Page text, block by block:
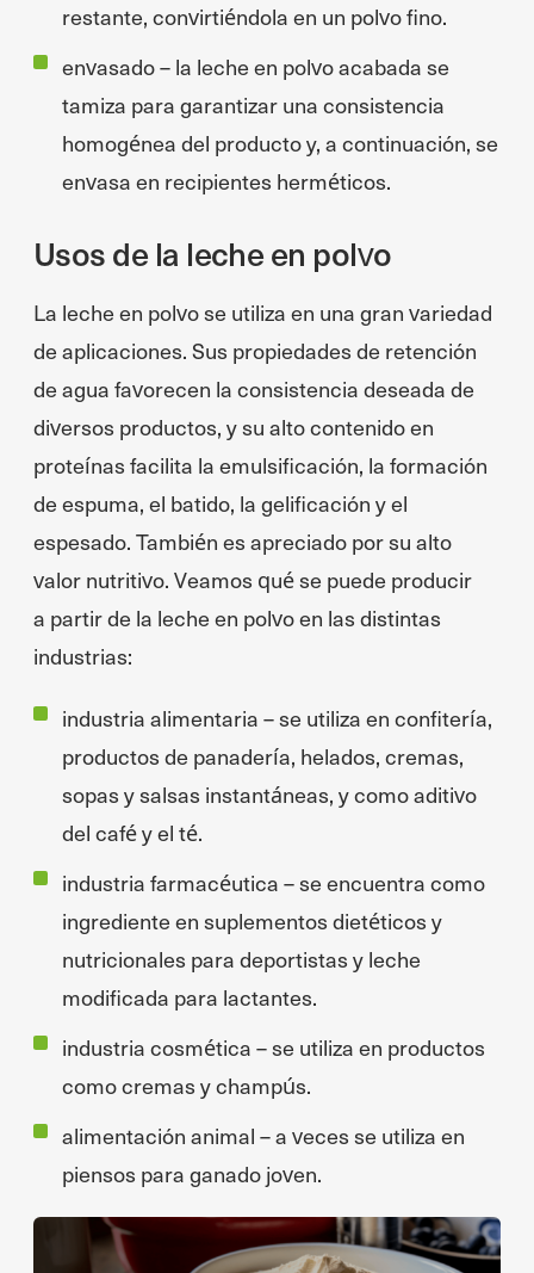
restante, convirtiéndola en un polvo fino.
envasado – la leche en polvo acabada se
tamiza para garantizar una consistencia
homogénea del producto y, a continuación, se
envasa en recipientes herméticos.
Usos de la leche en polvo
La leche en polvo se utiliza en una gran variedad
de aplicaciones. Sus propiedades de retención
de agua favorecen la consistencia deseada de
diversos productos, y su alto contenido en
proteínas facilita la emulsificación, la formación
de espuma, el batido, la gelificación y el
espesado. También es apreciado por su alto
valor nutritivo. Veamos qué se puede producir
a partir de la leche en polvo en las distintas
industrias:
industria alimentaria – se utiliza en confitería,
productos de panadería, helados, cremas,
sopas y salsas instantáneas, y como aditivo
del café y el té.
industria farmacéutica – se encuentra como
ingrediente en suplementos dietéticos y
nutricionales para deportistas y leche
modificada para lactantes.
industria cosmética – se utiliza en productos
como cremas y champús.
alimentación animal – a veces se utiliza en
piensos para ganado joven.